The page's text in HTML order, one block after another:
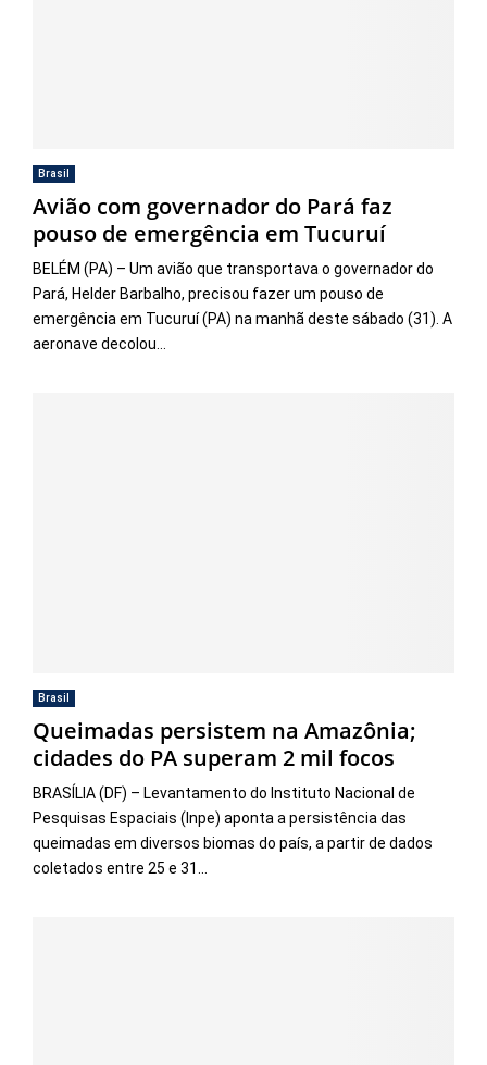
Brasil
Avião com governador do Pará faz
pouso de emergência em Tucuruí
BELÉM (PA) – Um avião que transportava o governador do
Pará, Helder Barbalho, precisou fazer um pouso de
emergência em Tucuruí (PA) na manhã deste sábado (31). A
aeronave decolou...
Brasil
Queimadas persistem na Amazônia;
cidades do PA superam 2 mil focos
BRASÍLIA (DF) – Levantamento do Instituto Nacional de
Pesquisas Espaciais (Inpe) aponta a persistência das
queimadas em diversos biomas do país, a partir de dados
coletados entre 25 e 31...